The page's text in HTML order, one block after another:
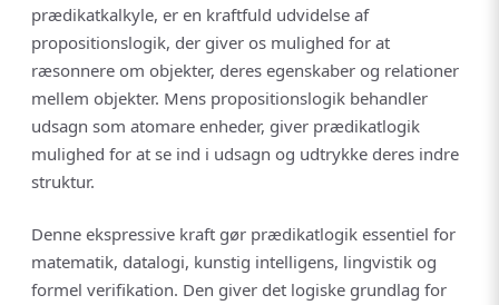
prædikatkalkyle, er en kraftfuld udvidelse af
propositionslogik, der giver os mulighed for at
ræsonnere om objekter, deres egenskaber og relationer
mellem objekter. Mens propositionslogik behandler
udsagn som atomare enheder, giver prædikatlogik
mulighed for at se ind i udsagn og udtrykke deres indre
struktur.
Denne ekspressive kraft gør prædikatlogik essentiel for
matematik, datalogi, kunstig intelligens, lingvistik og
formel verifikation. Den giver det logiske grundlag for